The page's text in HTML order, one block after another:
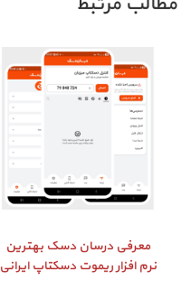
معرفی درسان دسک بهترین
نرم افزار ریموت دسکتاپ ایرانی